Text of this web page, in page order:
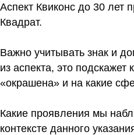
Аспект Квиконс до 30 лет
Квадрат.
Важно учитывать знак и
из аспекта, это подскажет
«окрашена» и на какие
Какие проявления мы
контексте данного